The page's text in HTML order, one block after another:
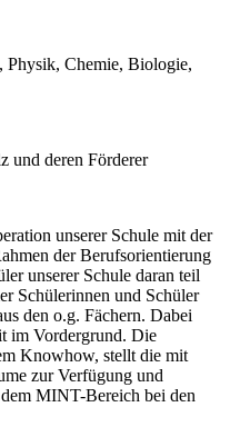
Chemie, Biologie,
und deren Förderer
unserer Schule mit der
der Berufsorientierung
unserer Schule daran teil
Schülerinnen und Schüler
den o.g. Fächern. Dabei
im Vordergrund. Die
Knowhow, stellt die mit
zur Verfügung und
MINT-Bereich bei den